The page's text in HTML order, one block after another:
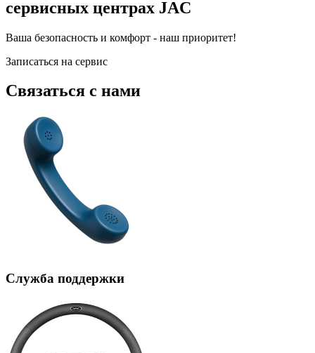
сервисных центрах JAC
Ваша безопасность и комфорт - наш приоритет!
Записаться на сервис
Связаться с нами
Служба поддержки